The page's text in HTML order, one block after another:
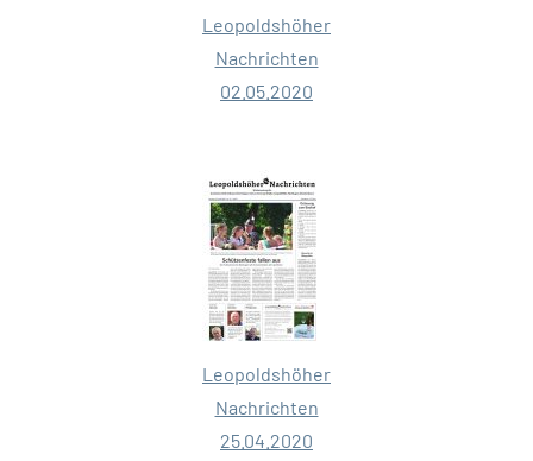
Leopoldshöher
Nachrichten
02.05.2020
Leopoldshöher
Nachrichten
25.04.2020